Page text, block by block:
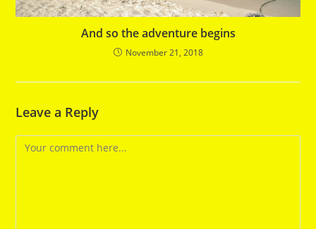
And so the adventure begins
November 21, 2018
Leave a Reply
Comment